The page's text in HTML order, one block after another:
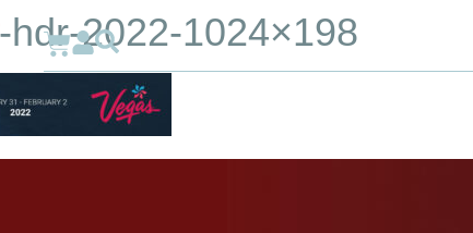
2022-1024×198